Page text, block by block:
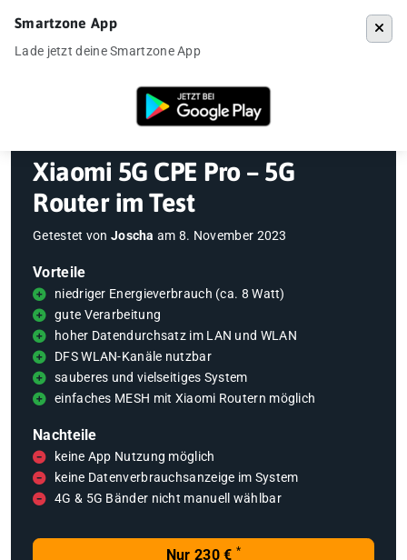
»Xiaomi 5G CPE Pro – 5G Router im Test
Xiaomi 5G CPE Pro – 5G
Router im Test
Getestet von Joscha am 8. November 2023
Vorteile
niedriger Energieverbrauch (ca. 8 Watt)
gute Verarbeitung
hoher Datendurchsatz im LAN und WLAN
DFS WLAN-Kanäle nutzbar
sauberes und vielseitiges System
einfaches MESH mit Xiaomi Routern möglich
Nachteile
keine App Nutzung möglich
keine Datenverbrauchsanzeige im System
4G & 5G Bänder nicht manuell wählbar
Nur 230 € *
Smartzone App
Lade jetzt deine Smartzone App